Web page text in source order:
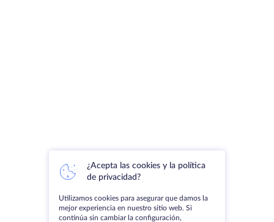
¿Acepta las cookies y la política
de privacidad?
Utilizamos cookies para asegurar que damos la
mejor experiencia en nuestro sitio web. Si
continúa sin cambiar la configuración,